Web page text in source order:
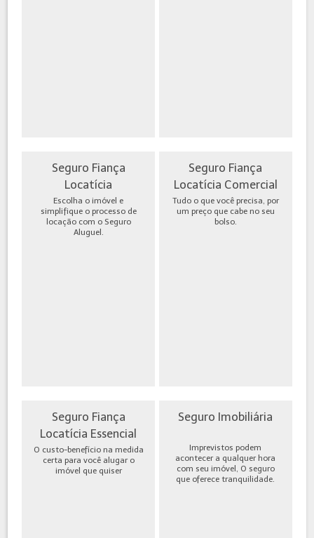
Seguro Fiança
Locatícia
Escolha o imóvel e
simplifique o processo de
locação com o Seguro
Aluguel.
Seguro Fiança
Locatícia Comercial
Tudo o que você precisa, por
um preço que cabe no seu
bolso.
Seguro Fiança
Locatícia Essencial
O custo-benefício na medida
certa para você alugar o
imóvel que quiser
Seguro Imobiliária
Imprevistos podem
acontecer a qualquer hora
com seu imóvel, O seguro
que oferece tranquilidade.